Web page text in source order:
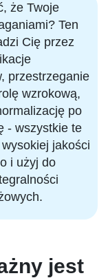
że Twoje
Ten
Cię przez
przestrzeganie
wzrokową,
po
- wszystkie te
jakości
i użyj do
jest